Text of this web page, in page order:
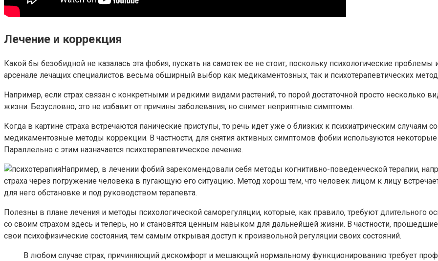
Лечение и коррекция
Какой бы безобидной не казалась эта фобия, пускать на самотек ее не стоит, поскольку психологические
арсенале лечащих специалистов весьма обширный выбор как медикаментозных, так и психотерапевтических
Например, если страх связан с конкретными и редкими видами растений, то порой достаточной просто несколько
жизни. Безусловно, это не избавит от причины заболевания, но снимет неприятные симптомы.
Когда в картине страха встречаются панические приступы, то речь идет уже о близких к психиатрическим случаям
медикаментозные методы коррекции. В частности, для снятия активных симптомов фобии используются
Параллельно с этим назначается психотерапевтическое лечение.
Например, в лечении фобий зарекомендовали себя методы когнитивно-поведенческой терапии,
страха через погружение человека в пугающую его ситуацию. Метод хорош тем, что человек лицом к лицу
для него обстановке и под руководством терапевта.
Полезны в плане лечения и методы психологической саморегуляции, которые, как правило, требуют длительного
со своим страхом здесь и теперь, но и становятся ценным навыком для дальнейшей жизни. В частности,
свои психофизические состояния, тем самым открывая доступ к произвольной регуляции своих состояний.
В любом случае страх, причиняющий дискомфорт и мешающий нормальному функционированию требует